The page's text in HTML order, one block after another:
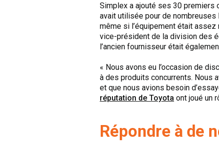
Simplex a ajouté ses 30 premiers
avait utilisée pour de
même si l’équipement était assez
vice-président de la division des
l’ancien fournisseur était
« Nous avons eu l’occasion de
à des produits concurrents. Nous
et que nous avions besoin
réputation de Toyota ont joué un
Répondre à de